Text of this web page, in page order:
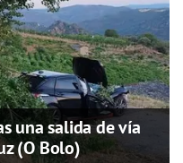
una salida de vía
(O Bolo)